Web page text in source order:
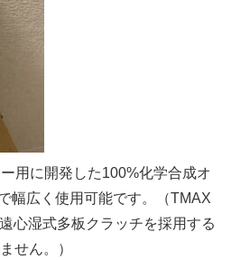
用に開発した100%化学合成オ
幅広く使用可能です。（TMAX
心湿式多板クラッチを採用する
せん。）